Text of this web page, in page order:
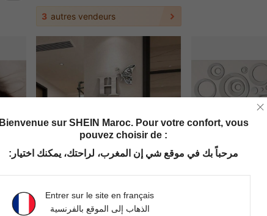
3 autres vendeurs
Bienvenue sur SHEIN Maroc. Pour votre confort, vous
pouvez choisir de :
مرحباً بك في موقع شي إن المغرب، لراحتك، يمكنك اختيار:
Entrer sur le site en français
الذهاب إلى الموقع بالفرنسية